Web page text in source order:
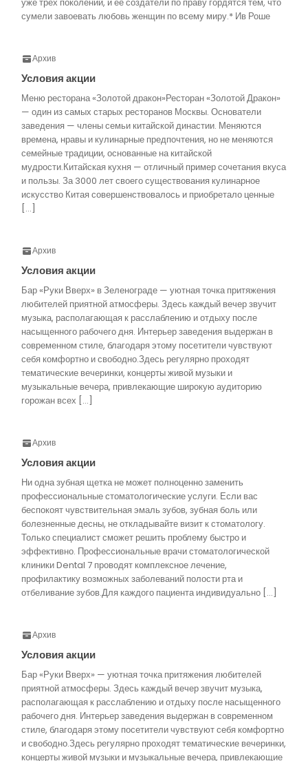
сумели завоевать любовь женщин по всему миру.* Ив Роше
Архив
Условия акции
Меню ресторана «Золотой дракон»Ресторан «Золотой Дракон»
— один из самых старых ресторанов Москвы. Основатели
заведения — члены семьи китайской династии. Меняются
времена, нравы и кулинарные предпочтения, но не меняются
семейные традиции, основанные на китайской
мудрости.Китайская кухня — отличный пример сочетания вкуса
и пользы. За 3000 лет своего существования кулинарное
искусство Китая совершенствовалось и приобретало ценные
[…]
Архив
Условия акции
Бар «Руки Вверх» в Зеленограде — уютная точка притяжения
любителей приятной атмосферы. Здесь каждый вечер звучит
музыка, располагающая к расслаблению и отдыху после
насыщенного рабочего дня. Интерьер заведения выдержан в
современном стиле, благодаря этому посетители чувствуют
себя комфортно и свободно.Здесь регулярно проходят
тематические вечеринки, концерты живой музыки и
музыкальные вечера, привлекающие широкую аудиторию
горожан всех […]
Архив
Условия акции
Ни одна зубная щетка не может полноценно заменить
профессиональные стоматологические услуги. Если вас
беспокоят чувствительная эмаль зубов, зубная боль или
болезненные десны, не откладывайте визит к стоматологу.
Только специалист сможет решить проблему быстро и
эффективно. Профессиональные врачи стоматологической
клиники Dental 7 проводят комплексное лечение,
профилактику возможных заболеваний полости рта и
отбеливание зубов.Для каждого пациента индивидуально […]
Архив
Условия акции
Бар «Руки Вверх» — уютная точка притяжения любителей
приятной атмосферы. Здесь каждый вечер звучит музыка,
располагающая к расслаблению и отдыху после насыщенного
рабочего дня. Интерьер заведения выдержан в современном
стиле, благодаря этому посетители чувствуют себя комфортно
и свободно.Здесь регулярно проходят тематические вечеринки,
концерты живой музыки и музыкальные вечера, привлекающие